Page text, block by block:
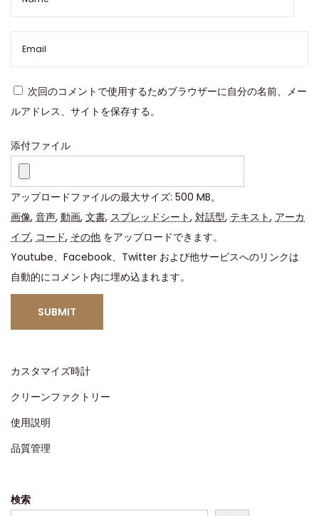
ツ
ン
ブ
ル
ー
サ
ブ
マ
リ
は
ど
う
次回のコメントで使用するためブラウザーに自分の名前、メー
ルアドレス、サイトを保存する。
添付ファイル
アップロードファイルの最大サイズ: 500 MB。
画像, 音声, 動画, 文書, スプレッドシート, 対話型, テキスト, アーカ
イブ, コード, その他 をアップロードできます。
Youtube、Facebook、Twitter および他サービスへのリンクは
自動的にコメント内に埋め込まれます。
カスタマイズ時計
クリーンファクトリー
使用説明
品質管理
検索